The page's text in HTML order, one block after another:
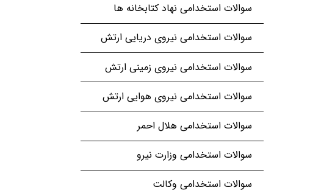
سوالات استخدامی نهاد کتابخانه ها
سوالات استخدامی نیروی دریایی ارتش
سوالات استخدامی نیروی زمینی ارتش
سوالات استخدامی نیروی هوایی ارتش
سوالات استخدامی هلال احمر
سوالات استخدامی وزارت نیرو
سوالات استخدامی وکالت